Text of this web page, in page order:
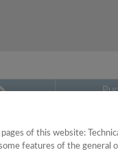
of this website:
features of the general